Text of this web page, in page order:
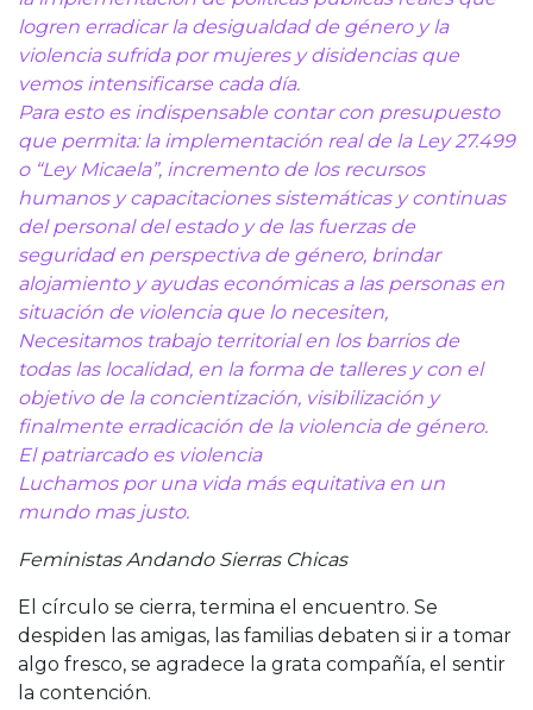
logren erradicar la desigualdad de género y la
violencia sufrida por mujeres y disidencias que
vemos intensificarse cada día.
Para esto es indispensable contar con presupuesto
que permita: la implementación real de la Ley 27.499
o “Ley Micaela”, incremento de los recursos
humanos y capacitaciones sistemáticas y continuas
del personal del estado y de las fuerzas de
seguridad en perspectiva de género, brindar
alojamiento y ayudas económicas a las personas en
situación de violencia que lo necesiten,
Necesitamos trabajo territorial en los barrios de
todas las localidad, en la forma de talleres y con el
objetivo de la concientización, visibilización y
finalmente erradicación de la violencia de género.
El patriarcado es violencia
Luchamos por una vida más equitativa en un
mundo mas justo.
Feministas Andando Sierras Chicas
El círculo se cierra, termina el encuentro. Se
despiden las amigas, las familias debaten si ir a tomar
algo fresco, se agradece la grata compañía, el sentir
la contención.